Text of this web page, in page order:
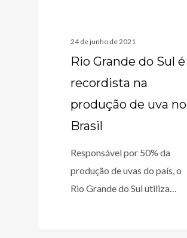
24 de junho de 2021
Rio Grande do Sul é
recordista na
produção de uva no
Brasil
Responsável por 50% da
produção de uvas do país, o
Rio Grande do Sul utiliza…